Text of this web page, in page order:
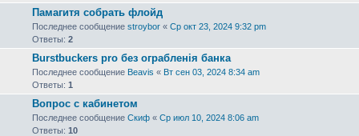
Памагитя собрать флойд
Последнее сообщение stroybor « Ср окт 23, 2024 9:32 pm
Ответы: 2
Burstbuckers pro без ограбленія банка
Последнее сообщение Beavis « Вт сен 03, 2024 8:34 am
Ответы: 1
Вопрос с кабинетом
Последнее сообщение Скиф « Ср июл 10, 2024 8:06 am
Ответы: 10